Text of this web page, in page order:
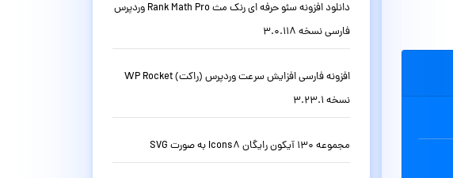
دانلود افزونه سئو حرفه ای رنک مث Rank Math Pro وردپرس
فارسی نسخه 3.0.118
افزونه فارسی افزایش سرعت وردپرس (راکت) WP Rocket
نسخه 3.23.1
مجموعه 130 آیکون رایگان Icons8 به صورت SVG